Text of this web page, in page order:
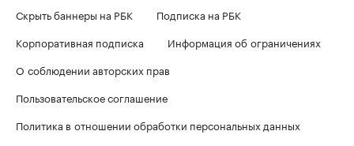
Скрыть баннеры на РБК
Подписка на РБК
Корпоративная подписка
Информация об ограничениях
О соблюдении авторских прав
Пользовательское соглашение
Политика в отношении обработки персональных данных